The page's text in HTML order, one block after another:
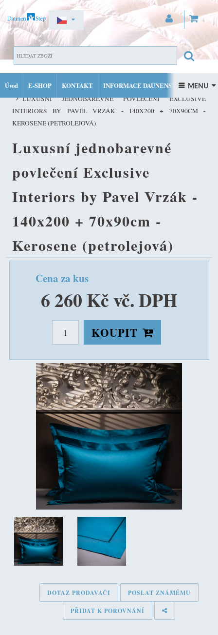
PŘIHLÁSIT SE
Úvod E-SHOP KONTAKT INFORMACE DAUNENSTEP
FACEBOOK INSTAGRAM
 MENU 
DOMŮ
LUXUSNÍ JEDNOBAREVNÉ POVLEČENÍ EXCLUSIVE INTERIORS
LUXUSNÍ JEDNOBAREVNÉ POVLEČENÍ EXCLUSIVE
INTERIORS BY PAVEL VRZÁK - 140X200 + 70X90CM -
KEROSENE (PETROLEJOVÁ)
Luxusní jednobarevné
povlečení Exclusive
Interiors by Pavel Vrzák -
140x200 + 70x90cm -
Kerosene (petrolejová)
Cena za kus
6 260 Kč vč. DPH
KOUPIT
DOTAZ PRODAVAČI POSLAT ZNÁMÉMU
PŘIDAT K POROVNÁNÍ